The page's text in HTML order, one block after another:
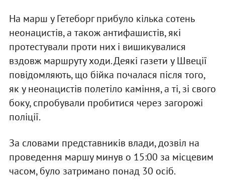
На марш у Гетеборг прибуло кілька сотень
неонацистів, а також антифашистів, які
протестували проти них і вишикувалися
вздовж маршруту ходи. Деякі газети у Швеції
повідомляють, що бійка почалася після того,
як у неонацистів полетіло каміння, а ті, зі свого
боку, спробували пробитися через загорожі
поліції.
За словами представників влади, дозвіл на
проведення маршу минув о 15:00 за місцевим
часом, було затримано понад 30 осіб.